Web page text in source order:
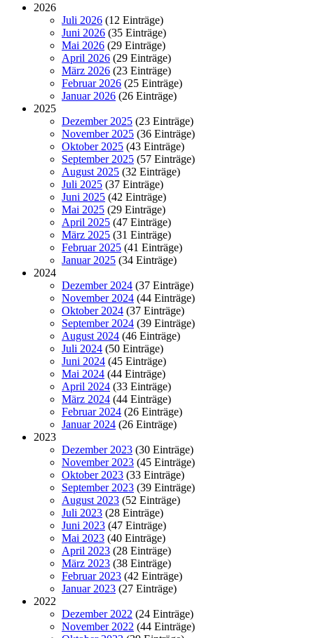
2026
Juli 2026 (12 Einträge)
Juni 2026 (35 Einträge)
Mai 2026 (29 Einträge)
April 2026 (29 Einträge)
März 2026 (23 Einträge)
Februar 2026 (25 Einträge)
Januar 2026 (26 Einträge)
2025
Dezember 2025 (23 Einträge)
November 2025 (36 Einträge)
Oktober 2025 (43 Einträge)
September 2025 (57 Einträge)
August 2025 (32 Einträge)
Juli 2025 (37 Einträge)
Juni 2025 (42 Einträge)
Mai 2025 (29 Einträge)
April 2025 (47 Einträge)
März 2025 (31 Einträge)
Februar 2025 (41 Einträge)
Januar 2025 (34 Einträge)
2024
Dezember 2024 (37 Einträge)
November 2024 (44 Einträge)
Oktober 2024 (37 Einträge)
September 2024 (39 Einträge)
August 2024 (46 Einträge)
Juli 2024 (50 Einträge)
Juni 2024 (45 Einträge)
Mai 2024 (44 Einträge)
April 2024 (33 Einträge)
März 2024 (44 Einträge)
Februar 2024 (26 Einträge)
Januar 2024 (26 Einträge)
2023
Dezember 2023 (30 Einträge)
November 2023 (45 Einträge)
Oktober 2023 (33 Einträge)
September 2023 (39 Einträge)
August 2023 (52 Einträge)
Juli 2023 (28 Einträge)
Juni 2023 (47 Einträge)
Mai 2023 (40 Einträge)
April 2023 (28 Einträge)
März 2023 (38 Einträge)
Februar 2023 (42 Einträge)
Januar 2023 (27 Einträge)
2022
Dezember 2022 (24 Einträge)
November 2022 (44 Einträge)